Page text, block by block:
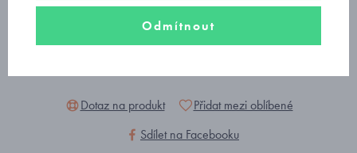
Dotaz na produkt
Přidat mezi oblíbené
Sdílet na Facebooku
Odmítnout